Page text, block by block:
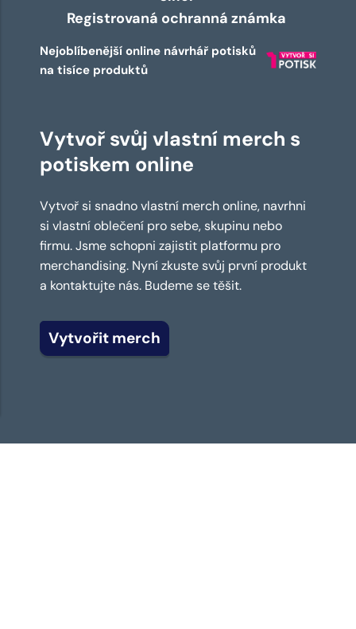
Registrovaná ochranná známka
Nejoblíbenější online návrhář potisků
na tisíce produktů
Vytvoř svůj vlastní merch s
potiskem online
Vytvoř si snadno vlastní merch online, navrhni
si vlastní oblečení pro sebe, skupinu nebo
firmu. Jsme schopni zajistit platformu pro
merchandising. Nyní zkuste svůj první produkt
a kontaktujte nás. Budeme se těšit.
Vytvořit merch